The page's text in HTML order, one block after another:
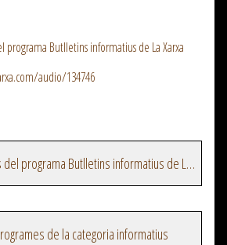
programa Butlletins informatius de La Xarxa
audio/134746
Veure més episodis del programa Butlletins informatius de La Xarxa
de la categoria informatius